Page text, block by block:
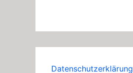
Datenschutzerklärung